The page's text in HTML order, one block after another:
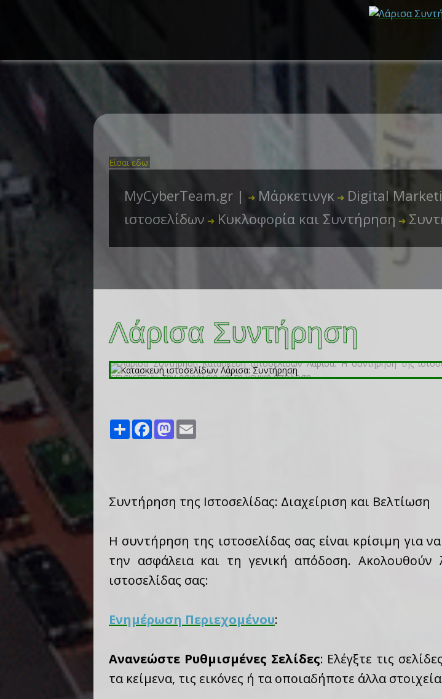
Είσαι εδω:
MyCyberTeam.gr | ➜ Μάρκετινγκ ➜ Digital
ιστοσελίδων ➜ Κυκλοφορία και Συντήρηση ➜
Λάρισα Συντήρηση
Share FacebookMastodon
Συντήρηση της Ιστοσελίδας: Διαχείριση και Βελτίωση
Η συντήρηση της ιστοσελίδας σας είναι κρίσιμη για
την ασφάλεια και τη γενική απόδοση. Ακολουθούν
ιστοσελίδας σας:
Ενημέρωση Περιεχομένου:
Ανανεώστε Ρυθμισμένες Σελίδες: Ελέγξτε τις
τα κείμενα, τις εικόνες ή τα οποιαδήποτε άλλα